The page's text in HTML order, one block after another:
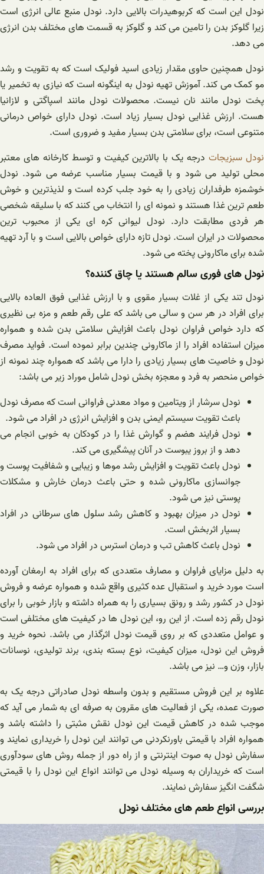
نودل این است که کربوهیدرات بالایی دارد. نودل منبع عالی انرژی است
زیرا گلوکز بدن را تامین می کند و گلوکز به قسمت های مختلف بدن انرژی
می دهد.
نودل همچنین حاوی مقدار زیادی اسید فولیک است که به تقویت و رشد
مو کمک می کند. آموزش تهیه نودل به اینگونه است که نیازی به تخمیر یا
پخت نودل مانند نان نیست. محصولات نودل مانند اسپاگتی و لازانیا
هست. ارزش غذایی نودل بسیار زیاد است. نودل دارای خواص درمانی
متنوعی است، برای سلامتی بدن بسیار مفید و ضروری است.
نودل سبزیجاتدرجه یک با بالاترین کیفیت و توسط کارخانه های معتبر
محلی تولید می شود و با قیمت بسیار مناسب عرضه می شود. نودل
خوشمزه طرفداران زیادی را به خود جلب کرده است و لذیذترین و خوش
طعم ترین غذا هستند و نمونه ای را انتخاب می کنند که با سلیقه شخصی
هر فردی مطابقت دارد. نودل لیوانی کره اییکی از محبوب ترین
محصولات در ایران است. نودل تازه دارای خواص بالایی است و با آرد تهیه
شده برای ماکارونی پخته می شود.
نودل های فوری سالم هستند یا چاق کننده؟
نودل تند یکی از غلات بسیار مقوی و با ارزش غذایی فوق العاده بالایی
برای افراد در هر سن و سالی می باشد که علی رقم طعم و مزه بی نظیری
که دارد خواص فراوان نودل باعث افزایش سلامتی بدن شده و همواره
میزان استفاده افراد را از ماکارونی چندین برابر نموده است. فواید مصرف
نودل و خاصیت های بسیار زیادی را دارا می باشد که همواره چند نمونه از
خواص منحصر به فرد و معجزه بخش نودل شامل موراد زیر می باشد:
نودل سرشار از ویتامین و مواد معدنی فراوانی است که مصرف نودل
باعث تقویت سیستم ایمنی بدن و افزایش انرژی در افراد می شود.
نودل فرایند هضم و گوارش غذا را در کودکان به خوبی انجام می
دهد و از بروز یبوست در آنان پیشگیری می کند.
نودل باعث تقویت و افزایش رشد موها و زیبایی و شفافیت پوست و
جوانسازی ماکارونی شده و حتی باعث درمان خارش و مشکلات
پوستی نیز می شود.
نودل در میزان بهبود و کاهش رشد سلول های سرطانی در افراد
بسیار اثربخش است.
نودل باعث کاهش تب و درمان استرس در افراد می شود.
به دلیل مزایای فراوان و مصارف متعددی که برای افراد به ارمغان آورده
است مورد خرید و استقبال عده کثیری واقع شده و همواره عرضه و فروش
نودلدر کشور رشد و رونق بسیاری را به همراه داشته و بازار خوبی را برای
نودلرقم زده است. از این رو، ایننودل ها در کیفیت های مختلفی است
و عوامل متعددی که بر روی قیمت نودل اثرگذار می باشد. نحوه خرید و
فروش این نودل، میزان کیفیت، نوع بسته بندی، برند تولیدی، نوسانات
بازار، وزن و… نیز می باشد.
علاوه بر این فروش مستقیم و بدون واسطه نودل صادراتی درجه یک به
صورت عمده، یکی از فعالیت های مقرون به صرفه ای به شمار می آید که
موجب شده در کاهش قیمت این نودل نقش مثبتی را داشته باشد و
همواره افراد با قیمتی باورنکردنی می توانند این نودلرا خریداری نمایند و
سفارش نودلبه صوت اینترنتی و از راه دور از جمله روش های سودآوری
است که خریداران به وسیله نودلمی توانند انواع این نودلرا با قیمتی
شگفت انگیز سفارش نمایند.
بررسی انواع طعم های مختلف نودل